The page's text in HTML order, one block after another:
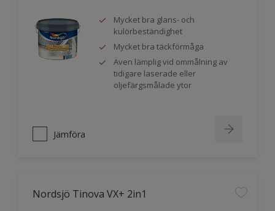
Mycket bra glans- och
kulörbeständighet
Mycket bra täckförmåga
Även lämplig vid ommålning av
tidigare laserade eller
oljefärgsmålade ytor
Jämföra
Nordsjö Tinova VX+ 2in1